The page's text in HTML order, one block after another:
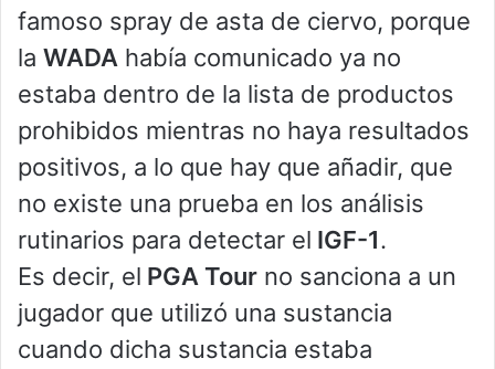
famoso spray de asta de ciervo, porque
la WADA había comunicado ya no
estaba dentro de la lista de productos
prohibidos mientras no haya resultados
positivos, a lo que hay que añadir, que
no existe una prueba en los análisis
rutinarios para detectar el IGF-1.
Es decir, el PGA Tour no sanciona a un
jugador que utilizó una sustancia
cuando dicha sustancia estaba